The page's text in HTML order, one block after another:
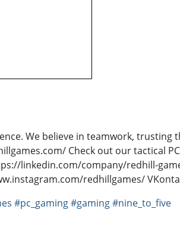
We believe in teamwork,
Check out our tactical
linkedin.com/company/redhill-
redhillgames/
#pc_gaming#gaming#nine_to_five